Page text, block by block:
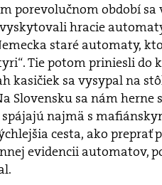
porevolučnom období
hracie
staré automaty,
Tie potom priniesli do
kasičiek sa vysypal na
Slovensku sa nám
najmä s
cesta, ako preprať
evidencii automatov,